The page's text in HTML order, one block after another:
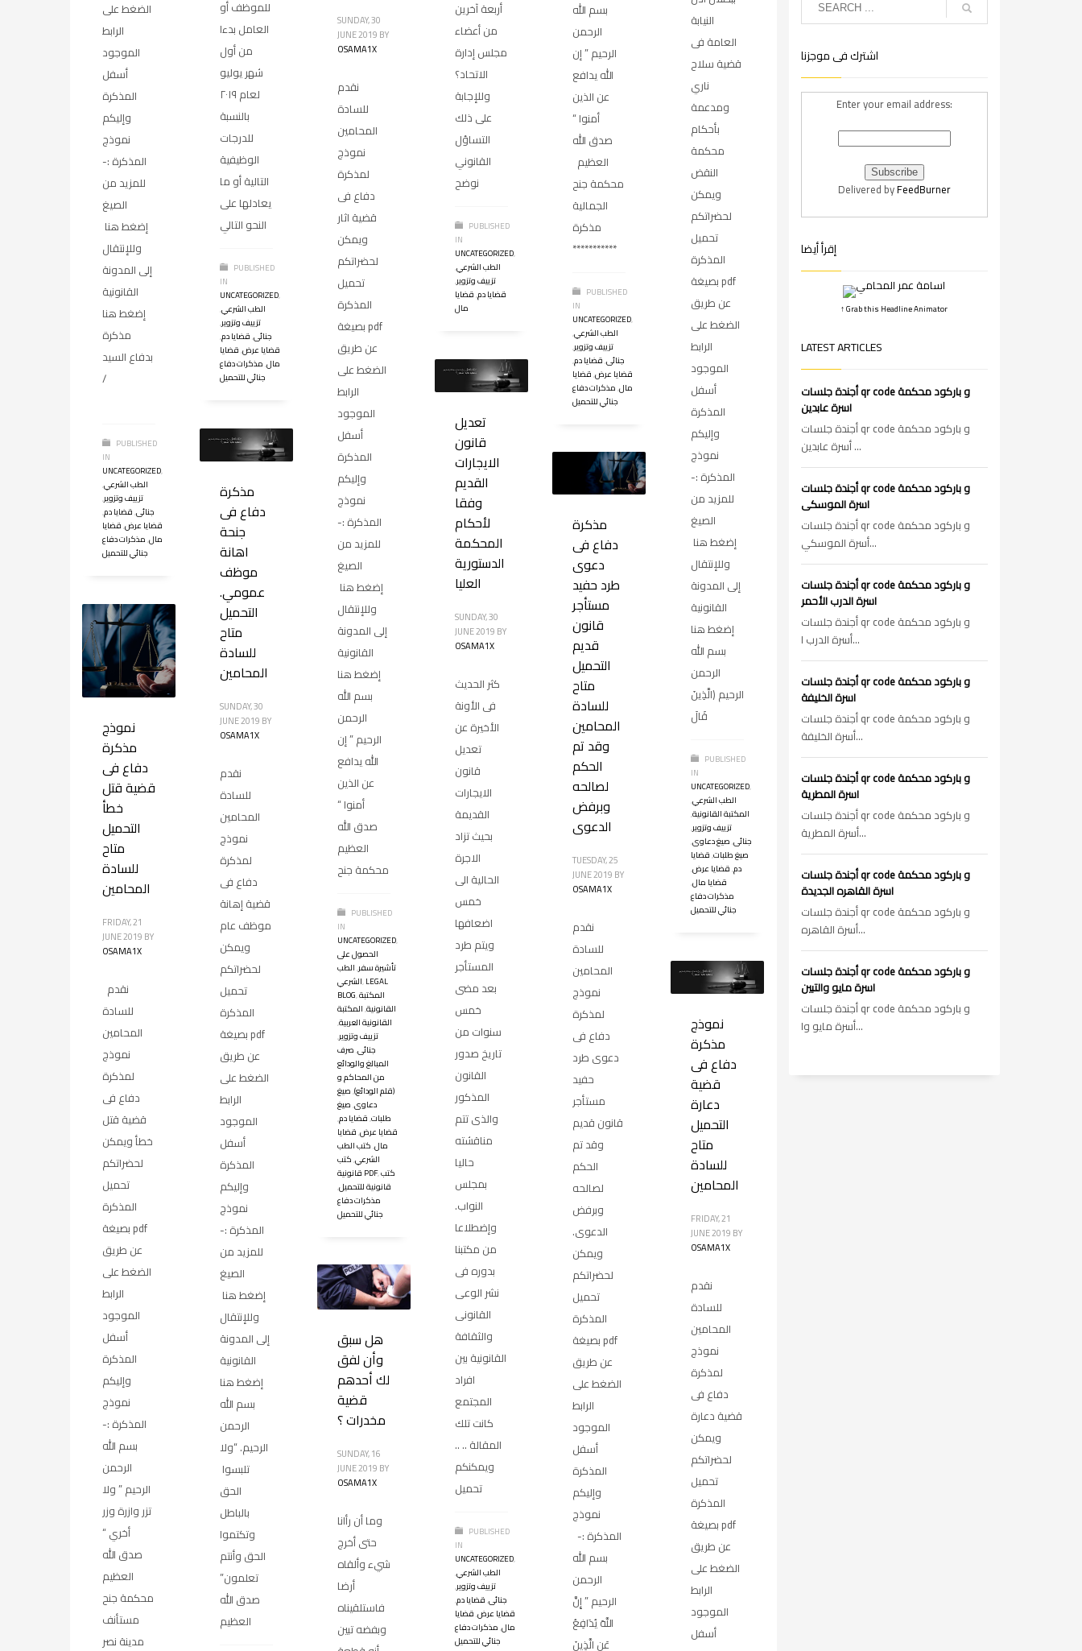
للموظف أو
العامل بدءا
من أول
شهر يوليو
لعام ٢٠١٩
بالنسبة
للدرجات
الوظيفية
التالية أو ما
يعادلها على
النحو التالي
PUBLISHED
IN
UNCATEGORIZED,
الطب الشرعي,
تزييف وتزوير,
جنائى,قضايا دم,
قضايا عرض,قضايا
مال,مذكرات دفاع
جنائي للتحميل
أربعة آخرين
من أعضاء
مجلس إدارة
الاتحاد؟
وللإجابة
على ذلك
التساؤل
القانوني
نوضح
PUBLISHED
IN
UNCATEGORIZED,
الطب الشرعي,
تزييف وتزوير,
قضايا دم,قضايا
مال
بسم الله
الرحمن
الرحيم ” إن
الله يدافع
عن الذين
أمنوا “
صدق الله
العظيم
محكمة جنح
الجمالية
مذكرة
***********
PUBLISHED
IN
UNCATEGORIZED,
الطب الشرعي,
تزييف وتزوير,
جنائى,قضايا دم,
قضايا عرض,قضايا
مال,مذكرات دفاع
جنائي للتحميل
الضغط على
الرابط
الموجود
أسفل
المذكرة
وإليكم
نموذج
المذكرة :-
للمزيد من
الصيغ
إضغط هنا
وللإنتقال
إلى المدونة
القانونية
إضغط هنا
مذكرة
بدفاع السيد
/
PUBLISHED
IN
UNCATEGORIZED,
الطب الشرعي,
تزييف وتزوير,
جنائى,قضايا دم,
قضايا عرض,قضايا
مال,مذكرات دفاع
جنائي للتحميل
النيابة
العامة فى
قضية سلاح
ناري
ومدعمة
بأحكام
محكمة
النقض
ويمكن
لحضراتكم
تحميل
المذكرة
بصيغة pdf
عن طريق
الضغط على
الرابط
الموجود
أسفل
المذكرة
وإليكم
نموذج
المذكرة :-
للمزيد من
الصيغ
إضغط هنا
وللإنتقال
إلى المدونة
القانونية
إضغط هنا
بسم الله
الرحمن
الرحيم (الَّذِينَ
قَالَ
PUBLISHED
IN
UNCATEGORIZED,
الطب الشرعي,
المكتبة القانونية,
تزييف وتزوير,
جنائى,صيغ دعاوى,
صيغ طلبات,قضايا
دم,قضايا عرض,
قضايا مال,
مذكرات دفاع
جنائي للتحميل
SUNDAY, 30
JUNE 2019 BY
OSAMA1X
نقدم
للسادة
المحامين
نموذج
لمذكرة
دفاع فى
قضية اثار
ويمكن
لحضراتكم
تحميل
المذكرة
بصيغة pdf
عن طريق
الضغط على
الرابط
الموجود
أسفل
المذكرة
وإليكم
نموذج
المذكرة :-
للمزيد من
الصيغ
إضغط هنا
وللإنتقال
إلى المدونة
القانونية
إضغط هنا
بسم الله
الرحمن
الرحيم ” إن
الله يدافع
عن الذين
أمنوا “
صدق الله
العظيم
محكمة جنح
PUBLISHED
IN
UNCATEGORIZED,
الحصول على
تأشيرة سفر,الطب
الشرعي,LEGAL
BLOG,المكتبة
القانونية,المكتبة
القانونية العربية,
تزييف وتزوير,
جنائى,صرف
المبالغ والودائع
من المحاكم و
(قلم الودائع),صيغ
دعاوى,صيغ
طلبات,قضايا دم,
قضايا عرض,قضايا
مال,كتب الطب
الشرعي,كتب
قانونية PDF,كتب
قانونية للتحميل,
مذكرات دفاع
جنائي للتحميل
تعديل
قانون
الايجارات
القديم
وفقا
لأحكام
المحكمة
الدستورية
العليا
SUNDAY, 30
JUNE 2019 BY
OSAMA1X
كثر الحديث
فى الأونة
الأخيرة عن
تعديل
قانون
الايجارات
القديمة
بحيث تزاد
الاجرة
الحالية الى
خمس
اضعافها
ويتم طرد
المستأجر
بعد مضى
خمس
سنوات من
تاريخ صدور
القانون
المذكور
والذى تتم
مناقشته
حاليا
بمجلس
النواب.
وإضطلاعا
من مكتبنا
بدوره فى
نشر الوعى
القانونى
والثقافة
القانونية بين
افراد
المجتمع
كانت تلك
المقالة .. ..
ويمكنكم
تحميل
PUBLISHED
IN
UNCATEGORIZED,
الطب الشرعي,
تزييف وتزوير,
جنائى,قضايا دم,
قضايا عرض,قضايا
مال,مذكرات دفاع
جنائي للتحميل
مذكرة
دفاع فى
جنحة
اهانة
موظف
عمومي.
التحميل
متاح
للسادة
المحامين
SUNDAY, 30
JUNE 2019 BY
OSAMA1X
نقدم
للسادة
المحامين
نموذج
لمذكرة
دفاع فى
قضية إهانة
موظف عام
ويمكن
لحضراتكم
تحميل
المذكرة
بصيغة pdf
عن طريق
الضغط على
الرابط
الموجود
أسفل
المذكرة
وإليكم
نموذج
المذكرة :-
للمزيد من
الصيغ
إضغط هنا
وللإنتقال
إلى المدونة
القانونية
إضغط هنا
بسم الله
الرحمن
الرحيم. “ولا
تلبسوا
الحق
بالباطل
وتكتموا
الحق وأنتم
تعلمون”
صدق الله
العظيم
مذكرة
دفاع فى
دعوى
طرد حفيد
مستأجر
قانون
قديم
التحميل
متاح
للسادة
المحامين
وقد تم
الحكم
لصالحه
وبرفض
الدعوى
TUESDAY, 25
JUNE 2019 BY
OSAMA1X
نقدم
للسادة
المحامين
نموذج
لمذكرة
دفاع فى
دعوى طرد
حفيد
مستأجر
قانون قديم
وقد تم
الحكم
لصالحه
وبرفض
الدعوى.
ويمكن
لحضراتكم
تحميل
المذكرة
بصيغة pdf
عن طريق
الضغط على
الرابط
الموجود
أسفل
المذكرة
وإليكم
نموذج
المذكرة :-
بسم الله
الرحمن
الرحيم ” إِنَّ
اللَّهَ يُدَافِعُ
عَنِ الَّذِينَ
نموذج
مذكرة
دفاع فى
قضية قتل
خطأ
التحميل
متاح
للسادة
المحامين
FRIDAY, 21
JUNE 2019 BY
OSAMA1X
للسادة
المحامين
نموذج
لمذكرة
دفاع فى
قضية قتل
خطأ ويمكن
لحضراتكم
تحميل
المذكرة
بصيغة pdf
عن طريق
الضغط على
الرابط
الموجود
أسفل
المذكرة
وإليكم
نموذج
المذكرة :-
بسم الله
الرحمن
الرحيم ” ولا
تزر وازرة وزر
أخري “
صدق الله
العظيم
محكمة جنح
مستأنف
مدينة نصر
نموذج
مذكرة
دفاع فى
قضية
دعارة
التحميل
متاح
للسادة
المحامين
FRIDAY, 21
JUNE 2019 BY
OSAMA1X
نقدم
للسادة
المحامين
نموذج
لمذكرة
دفاع فى
قضية دعارة
ويمكن
لحضراتكم
تحميل
المذكرة
بصيغة pdf
عن طريق
الضغط على
الرابط
الموجود
أسفل
هل سبق
وأن لفق
لك أحدهم
قضية
مخدرات ؟
SUNDAY, 16
JUNE 2019 BY
OSAMA1X
وما أن رأانا
حتى أخرج
شيء وألقاه
أرضا
فاستلقيناه
وبفضه تبين
اشترك فى موجزنا
Enter your email address:
Delivered byFeedBurner
إقرأ أيضا
↑ Grab this Headline Animator
LATEST ARTICLES
أجندة جلسات qr code و باركود محكمة
اسرة عابدين
أجندة جلسات qr code و باركود محكمة
أسرة عابدين ...
أجندة جلسات qr code و باركود محكمة
اسرة الموسكى
أجندة جلسات qr code و باركود محكمة
أسرة الموسكي...
أجندة جلسات qr code و باركود محكمة
اسرة الدرب الأحمر
أجندة جلسات qr code و باركود محكمة
أسرة الدرب ا...
أجندة جلسات qr code و باركود محكمة
اسرة الخليفة
أجندة جلسات qr code و باركود محكمة
أسرة الخليفة...
أجندة جلسات qr code و باركود محكمة
اسرة المطرية
أجندة جلسات qr code و باركود محكمة
أسرة المطرية...
أجندة جلسات qr code و باركود محكمة
اسرة القاهره الجديدة
أجندة جلسات qr code و باركود محكمة
أسرة القاهره...
أجندة جلسات qr code و باركود محكمة
اسرة مايو والتبين
أجندة جلسات qr code و باركود محكمة
أسرة مايو وا...